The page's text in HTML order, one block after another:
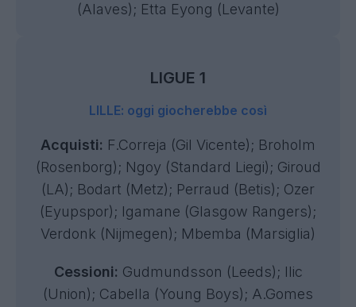
(Alaves); Etta Eyong (Levante)
LIGUE 1
LILLE: oggi giocherebbe così
Acquisti: F.Correja (Gil Vicente); Broholm
(Rosenborg); Ngoy (Standard Liegi); Giroud
(LA); Bodart (Metz); Perraud (Betis); Ozer
(Eyupspor); Igamane (Glasgow Rangers);
Verdonk (Nijmegen); Mbemba (Marsiglia)
Cessioni: Gudmundsson (Leeds); Ilic
(Union); Cabella (Young Boys); A.Gomes